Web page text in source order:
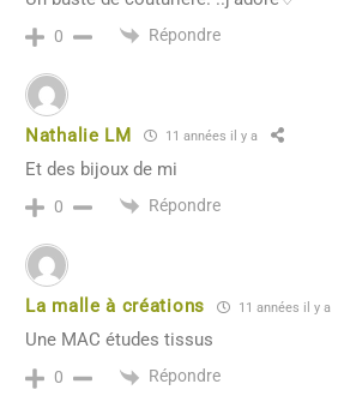
0 Répondre
Nathalie LM 11 années il y a
Et des bijoux de mi
0 Répondre
La malle à créations 11 années il y a
Une MAC études tissus
0 Répondre